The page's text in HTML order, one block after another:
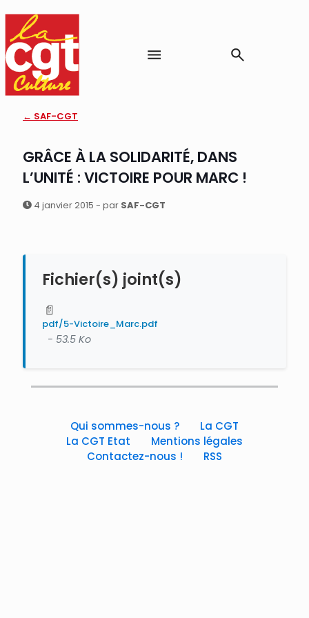
← SAF-CGT
GRÂCE À LA SOLIDARITÉ, DANS
L’UNITÉ : VICTOIRE POUR MARC !
4 janvier 2015 - par SAF-CGT
Fichier(s) joint(s)
📄
pdf/5-Victoire_Marc.pdf
- 53.5 Ko
Qui sommes-nous ?
La CGT
La CGT Etat
Mentions légales
Contactez-nous !
RSS